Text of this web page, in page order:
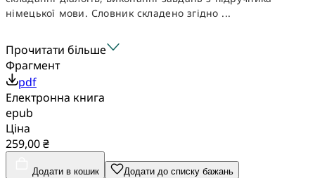
німецької мови. Словник складено згідно ...
Прочитати більше
Фрагмент
pdf
Електронна книга
epub
Ціна
259,00 ₴
Додати в кошик Додати до списку бажань